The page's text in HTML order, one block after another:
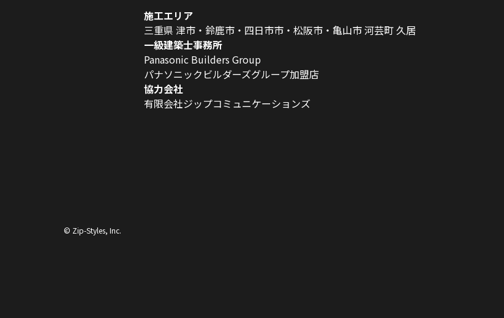
施工エリア
三重県 津市・鈴鹿市・四日市市・松阪市・亀山市 河芸町 久居
一級建築士事務所
Panasonic Builders Group
パナソニックビルダーズグループ加盟店
協力会社
有限会社ジップコミュニケーションズ
© Zip-Styles, Inc.